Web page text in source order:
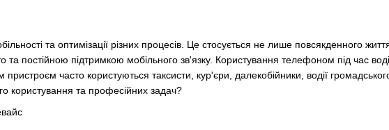
та оптимізації різних процесів. Це стосується не лише повсякденного
та постійною підтримкою мобільного зв'язку. Користування телефоном під час
пристроєм часто користуються таксисти, кур'єри, далекобійники, водії
користування та професійних задач?